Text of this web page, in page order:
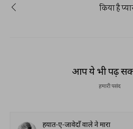
किया है
आप ये भी पढ़
हमारी पसंद
हयात-ए-जावेदाँ वाले ने मारा